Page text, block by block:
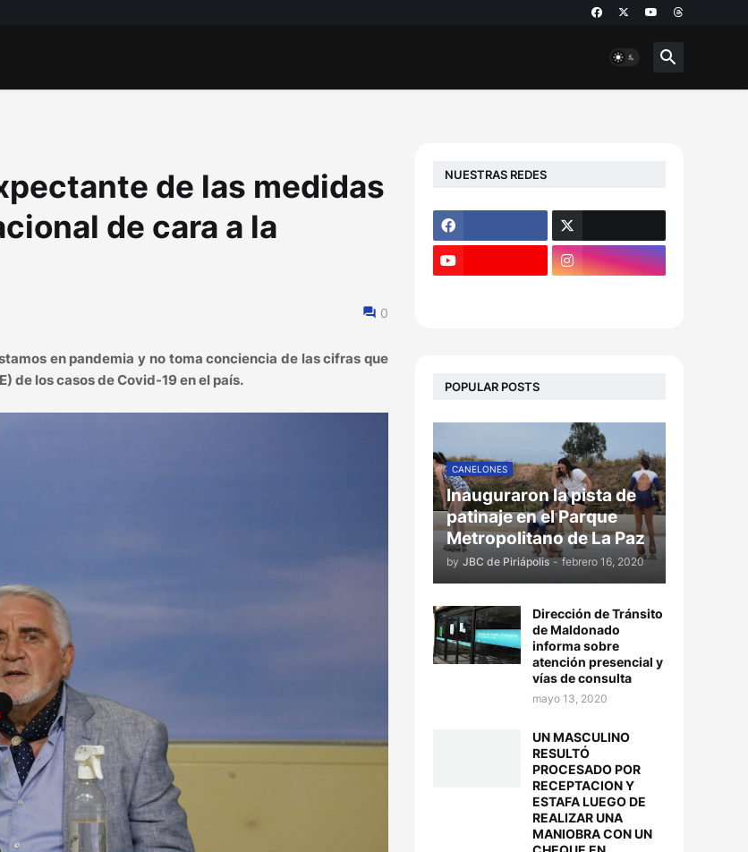
de las medidas
de cara a la
0
en pandemia y no toma conciencia de las cifras que
de los casos de Covid-19 en el país.
NUESTRAS REDES
POPULAR POSTS
CANELONES
Inauguraron la pista de
patinaje en el Parque
Metropolitano de La Paz
by JBC de Piriápolis - febrero 16, 2020
Dirección de Tránsito
de Maldonado
informa sobre
atención presencial y
vías de consulta
mayo 13, 2020
UN MASCULINO
RESULTÓ
PROCESADO POR
RECEPTACION Y
ESTAFA LUEGO DE
REALIZAR UNA
MANIOBRA CON UN